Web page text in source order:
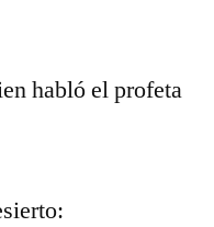
habló el profeta